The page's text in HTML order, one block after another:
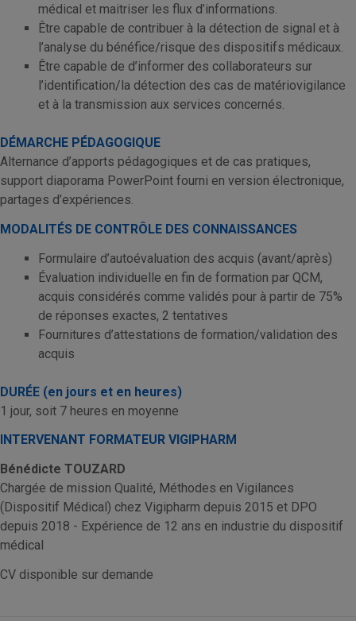
médical et maitriser les flux d’informations.
Être capable de contribuer à la détection de signal et à
l’analyse du bénéfice/risque des dispositifs médicaux.
Être capable de d’informer des collaborateurs sur
l’identification/la détection des cas de matériovigilance
et à la transmission aux services concernés.
DÉMARCHE PÉDAGOGIQUE
Alternance d’apports pédagogiques et de cas pratiques,
support diaporama PowerPoint fourni en version électronique,
partages d’expériences.
MODALITÉS DE CONTRÔLE DES CONNAISSANCES
Formulaire d’autoévaluation des acquis (avant/après)
Évaluation individuelle en fin de formation par QCM,
acquis considérés comme validés pour à partir de 75%
de réponses exactes, 2 tentatives
Fournitures d’attestations de formation/validation des
acquis
DURÉE (en jours et en heures)
1 jour, soit 7 heures en moyenne
INTERVENANT FORMATEUR VIGIPHARM
Bénédicte TOUZARD
Chargée de mission Qualité, Méthodes en Vigilances
(Dispositif Médical) chez Vigipharm depuis 2015 et DPO
depuis 2018 - Expérience de 12 ans en industrie du dispositif
médical
CV disponible sur demande